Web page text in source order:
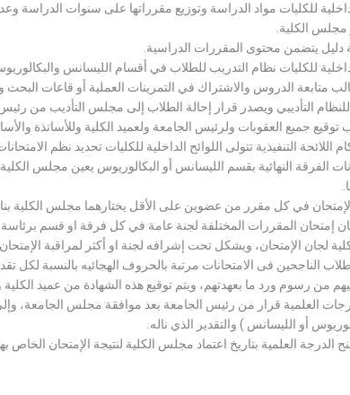
للكليات مواد الدراسة وتوزيع مقرراتها على سنوات
مجلس الكلية.
دليل يتضمن محتوى المقررات الدراسية.
للكليات نظام التدريب للطلاب في أقسام الليسانس
متابعة الدروس والاشتراك في التمرينات العملية أو قاعات البحث
التأديبي ويصدر قرار إحالة الطلاب إلى مجلس التأديب من
توقيع جميع العقوبات ولرئيس الجامعة ولعميد الكلية وللأساتذة
اللائحة التنفيذية تتولى اللوائح الداخلية للكليات تحديد نظم
الفرقة النهائية بقسم الليسانس أو البكالوريوس يعين مجلس
في كل مقرر من عضوين على الأقل يختارهما مجلس الكلية
إمتحان المقررات المختلفة لجنة عامة في كل فرقة او قسم برئاسة
لجان الإمتحان، ويشكل تحت إشرافه لجنة او أكثر لمراقبة الإمتحان
الناجحين فى الامتحانات مرتبة بالحروف الهجائيه بالنسبة لكل
من رسوم ورد ما بعهدتهم، ويتم توقيع هذه الشهادة من عميد
العلمية قرار من رئيس الجامعة بعد موافقة مجلس الجامعة،
أو الليسانس ) والتقدير الذي ناله.
الدرجة العلمية بتاريخ اعتماد مجلس الكلية لنتيجة الإمتحان الخاص